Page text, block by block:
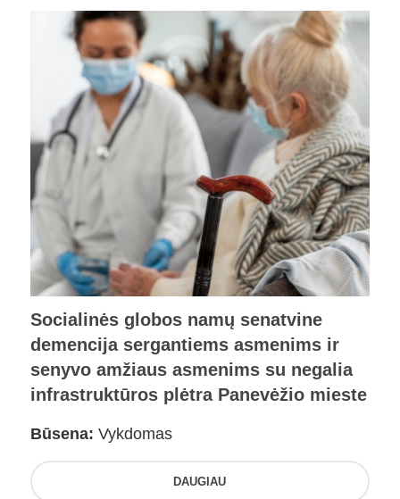
Socialinės globos namų senatvine
demencija sergantiems asmenims ir
senyvo amžiaus asmenims su negalia
infrastruktūros plėtra Panevėžio mieste
Būsena: Vykdomas
DAUGIAU